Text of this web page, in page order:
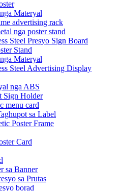
Materyal
advertising rack
nga poster stand
Steel Presyo Sign Board
Stand
Materyal
Steel Advertising Display
nga ABS
Sign Holder
menu card
sa Label
Poster Frame
Card
sa Banner
sa Prutas
borad